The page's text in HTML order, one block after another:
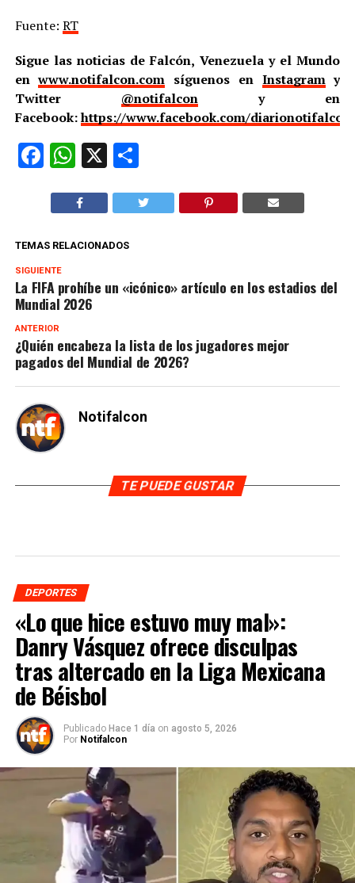
Fuente: RT
Sigue las noticias de Falcón, Venezuela y el Mundo
enwww.notifalcon.com síguenos en Instagramy
Twitter @notifalcony en
Facebook:https://www.facebook.com/
Facebook
WhatsApp
X Compartir
TEMAS RELACIONADOS
SIGUIENTE
La FIFA prohíbe un «icónico» artículo en los estadios del
Mundial 2026
ANTERIOR
¿Quién encabeza la lista de los jugadores mejor
pagados del Mundial de 2026?
Notifalcon
TE PUEDE GUSTAR
DEPORTES
«Lo que hice estuvo muy mal»:
Danry Vásquez ofrece disculpas
tras altercado en la Liga Mexicana
de Béisbol
Publicado Hace 1 día on agosto 5, 2026
Por Notifalcon